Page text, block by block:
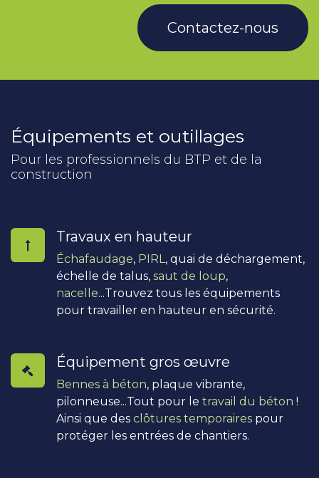
Contactez-nous
Équipements et outillages
Pour les professionnels du BTP et de la
construction
Travaux en hauteur
Échafaudage, PIRL, quai de déchargement,
échelle de talus, saut de loup,
nacelle...Trouvez tous les équipements
pour travailler en hauteur en sécurité.
Équipement gros œuvre
Bennes à béton, plaque vibrante,
pilonneuse...Tout pour le travail du béton !
Ainsi que des clôtures temporaires pour
protéger les entrées de chantiers.